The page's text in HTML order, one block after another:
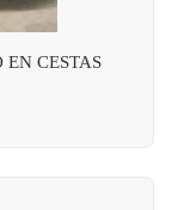
EN CESTAS